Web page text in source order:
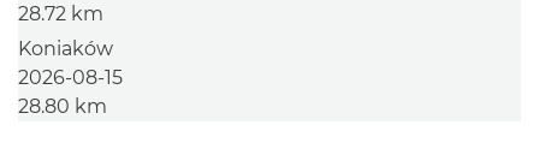
28.72 km
Koniaków
2026-08-15
28.80 km